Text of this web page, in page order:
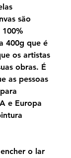
são
100%
400g que é
os artistas
obras. É
as pessoas
e Europa
o lar